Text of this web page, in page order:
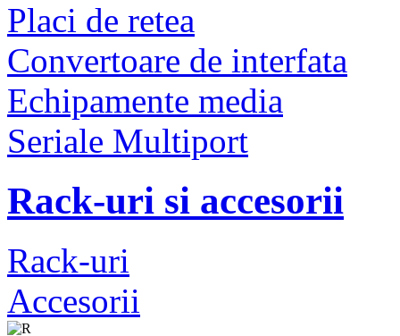
Placi de retea
Convertoare de interfata
Echipamente media
Seriale Multiport
Rack-uri si accesorii
Rack-uri
Accesorii